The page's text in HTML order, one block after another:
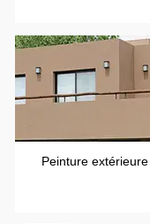
Peinture extérieure